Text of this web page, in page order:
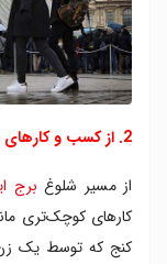
2. از کسب و کارهای خانوادگی خرید کنید
از مسیر شلوغ برج
کارهای کوچک‌تری
کنج که توسط یک زن